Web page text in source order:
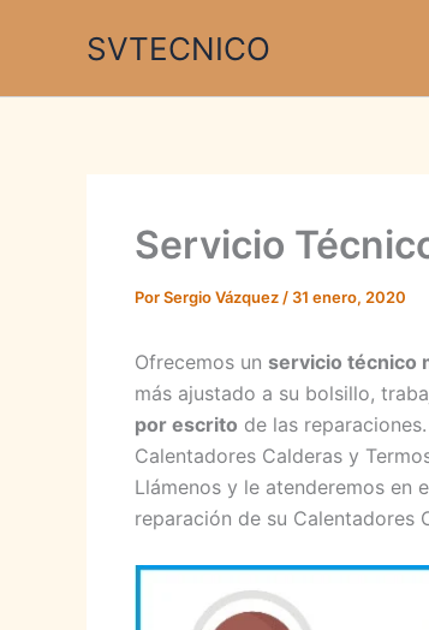
SVTECNICO
Servicio
PorSergio Vázquez / 31 enero, 2020
Ofrecemos un servicio técnico
más ajustado a su bolsillo,
por escrito de las
Calentadores Calderas y
Llámenos y le atenderemos en
reparación de su Calentadores